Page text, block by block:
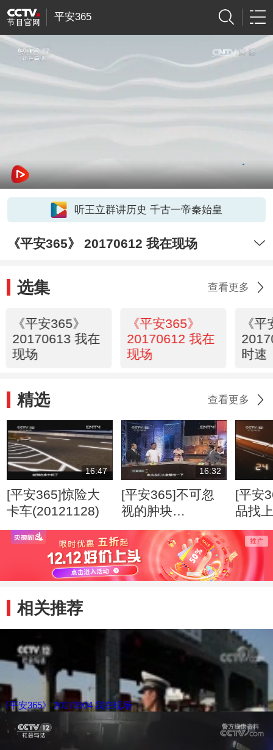
平安365
听王立群讲历史 千古一帝秦始皇
《平安365》 20170612 我在现场
选集 查看更多
《平安365》
20170613 我在
现场
《平安365》
20170612 我在
现场
《
时速
精选 查看更多
16:47
[平安365]惊险大
卡车(20121128)
16:32
[平安365]不可忽
视的肿块
(20120807)
[平安
品找
相关推荐
《平安365》 20170904 我在现场